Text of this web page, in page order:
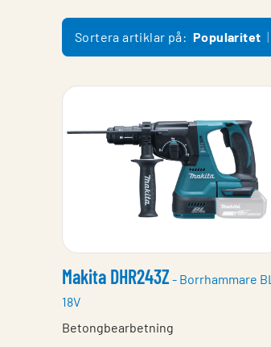
Sortera artiklar på: Popularitet
Makita DHR243Z - Borrhammare BL
18V
Betongbearbetning